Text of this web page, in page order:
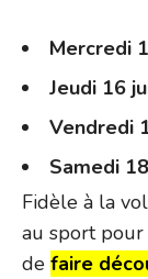
Mercredi
Jeudi 16
Vendredi
Samedi
Fidèle à la
au sport
de faire